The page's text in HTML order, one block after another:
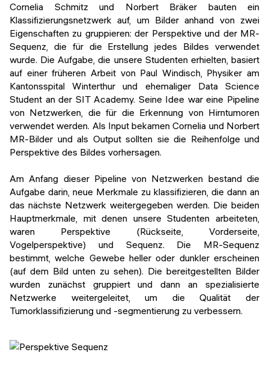
Cornelia Schmitz und Norbert Bräker bauten ein
Klassifizierungsnetzwerk auf, um Bilder anhand von zwei
Eigenschaften zu gruppieren: der Perspektive und der MR-
Sequenz, die für die Erstellung jedes Bildes verwendet
wurde. Die Aufgabe, die unsere Studenten erhielten, basiert
auf einer früheren Arbeit von Paul Windisch, Physiker am
Kantonsspital Winterthur und ehemaliger Data Science
Student an der SIT Academy. Seine Idee war eine Pipeline
von Netzwerken, die für die Erkennung von Hirntumoren
verwendet werden. Als Input bekamen Cornelia und Norbert
MR-Bilder und als Output sollten sie die Reihenfolge und
Perspektive des Bildes vorhersagen.
Am Anfang dieser Pipeline von Netzwerken bestand die
Aufgabe darin, neue Merkmale zu klassifizieren, die dann an
das nächste Netzwerk weitergegeben werden. Die beiden
Hauptmerkmale, mit denen unsere Studenten arbeiteten,
waren Perspektive (Rückseite, Vorderseite,
Vogelperspektive) und Sequenz. Die MR-Sequenz
bestimmt, welche Gewebe heller oder dunkler erscheinen
(auf dem Bild unten zu sehen). Die bereitgestellten Bilder
wurden zunächst gruppiert und dann an spezialisierte
Netzwerke weitergeleitet, um die Qualität der
Tumorklassifizierung und -segmentierung zu verbessern.